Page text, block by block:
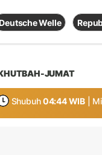
Deutsche Welle
JUMAT
Shubuh 04:44 WIB |